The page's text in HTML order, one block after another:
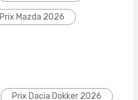
Prix Mazda 2026
Prix Dacia Dokker 2026